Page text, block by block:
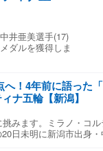
井選手を見てスケート
れしかったし、本当に
ので、すごくうれしい
しみにしている。」
ンだと思うし、明るい
新しい自分をお届けで
獲得したいと思うし〝
夢がかなえられるよう
一般的に20歳前後と
部のファンから根強く
の魅力は、単なる技術
、あの“全面降伏”の可
ロポーズでは”と期待
なるという決断をすれ
ょうか」（前出・記者
し、ファンがそこまで
尊いものに。進退に
アスケートに、そし
中井を指導した恩師の
ケートへの思いが氷
それでも代名詞〝トリ
援会に集まった人たち
〝最年少メダリスト〟
。 小学校当時 中井の
振り返りながら教え子
「夢のよう。新潟県
すよね。快挙だと思
声をかけられるとし
井亜美選手(17)
ダルを獲得しま
へ！4年前に語った
ナ五輪【新潟】
みます。ミラノ・コ
日未明に新潟市出身